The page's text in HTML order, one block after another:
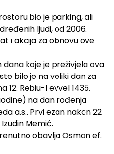
bio je parking, ali
ljudi, od 2006.
i akcija za obnovu ove
koje je preživjela ova
bilo je na veliki dan za
12. Rebiu-l evvel 1435.
na dan rođenja
a.s.. Prvi ezan nakon 22
Memić.
obavlja Osman ef.